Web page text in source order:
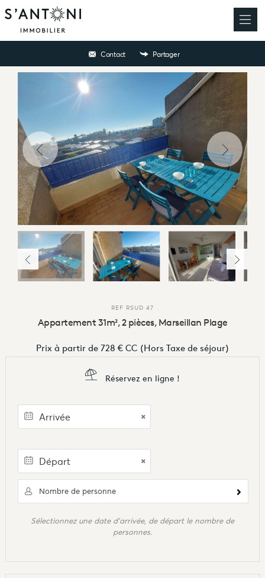
Contact Partager
REF RSUD 47
Appartement 31m², 2 pièces, Marseillan Plage
Prix à partir de728 € CC(Hors Taxe de séjour)
Réservez en ligne !
Nombre de personne
Sélectionnez une date d'arrivée, de départ le nombre de
personnes.